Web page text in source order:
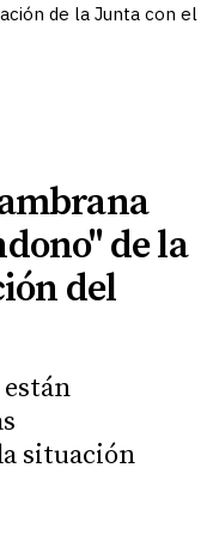
de la Junta con el
de la
del
están
situación